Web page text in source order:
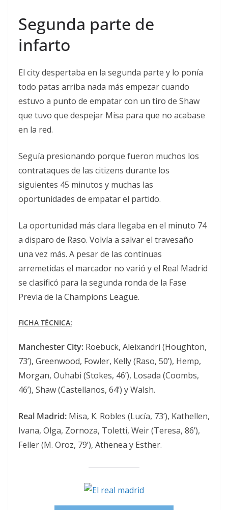
Segunda parte de
infarto
El city despertaba en la segunda parte y lo ponía
todo patas arriba nada más empezar cuando
estuvo a punto de empatar con un tiro de Shaw
que tuvo que despejar Misa para que no acabase
en la red.
Seguía presionando porque fueron muchos los
contrataques de las citizens durante los
siguientes 45 minutos y muchas las
oportunidades de empatar el partido.
La oportunidad más clara llegaba en el minuto 74
a disparo de Raso. Volvía a salvar el travesaño
una vez más. A pesar de las continuas
arremetidas el marcador no varió y el Real Madrid
se clasificó para la segunda ronda de la Fase
Previa de la Champions League.
FICHA TÉCNICA:
Manchester City: Roebuck, Aleixandri (Houghton,
73’), Greenwood, Fowler, Kelly (Raso, 50’), Hemp,
Morgan, Ouhabi (Stokes, 46’), Losada (Coombs,
46’), Shaw (Castellanos, 64’) y Walsh.
Real Madrid: Misa, K. Robles (Lucía, 73’), Kathellen,
Ivana, Olga, Zornoza, Toletti, Weir (Teresa, 86’),
Feller (M. Oroz, 79’), Athenea y Esther.